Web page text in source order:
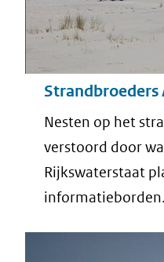
Strandbroeders
Nesten op het
verstoord door
Rijkswaterstaat
informatieborden.